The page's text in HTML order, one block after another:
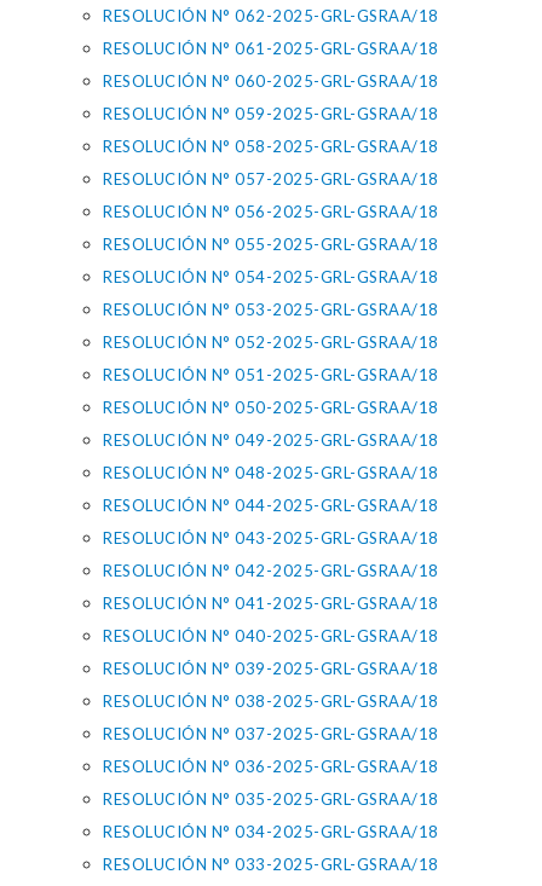
RESOLUCIÓN N° 062-2025-GRL-GSRAA/18
RESOLUCIÓN N° 061-2025-GRL-GSRAA/18
RESOLUCIÓN N° 060-2025-GRL-GSRAA/18
RESOLUCIÓN N° 059-2025-GRL-GSRAA/18
RESOLUCIÓN N° 058-2025-GRL-GSRAA/18
RESOLUCIÓN N° 057-2025-GRL-GSRAA/18
RESOLUCIÓN N° 056-2025-GRL-GSRAA/18
RESOLUCIÓN N° 055-2025-GRL-GSRAA/18
RESOLUCIÓN N° 054-2025-GRL-GSRAA/18
RESOLUCIÓN N° 053-2025-GRL-GSRAA/18
RESOLUCIÓN N° 052-2025-GRL-GSRAA/18
RESOLUCIÓN N° 051-2025-GRL-GSRAA/18
RESOLUCIÓN N° 050-2025-GRL-GSRAA/18
RESOLUCIÓN N° 049-2025-GRL-GSRAA/18
RESOLUCIÓN N° 048-2025-GRL-GSRAA/18
RESOLUCIÓN N° 044-2025-GRL-GSRAA/18
RESOLUCIÓN N° 043-2025-GRL-GSRAA/18
RESOLUCIÓN N° 042-2025-GRL-GSRAA/18
RESOLUCIÓN N° 041-2025-GRL-GSRAA/18
RESOLUCIÓN N° 040-2025-GRL-GSRAA/18
RESOLUCIÓN N° 039-2025-GRL-GSRAA/18
RESOLUCIÓN N° 038-2025-GRL-GSRAA/18
RESOLUCIÓN N° 037-2025-GRL-GSRAA/18
RESOLUCIÓN N° 036-2025-GRL-GSRAA/18
RESOLUCIÓN N° 035-2025-GRL-GSRAA/18
RESOLUCIÓN N° 034-2025-GRL-GSRAA/18
RESOLUCIÓN N° 033-2025-GRL-GSRAA/18